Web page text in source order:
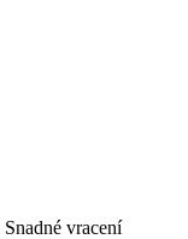
Snadné vracení